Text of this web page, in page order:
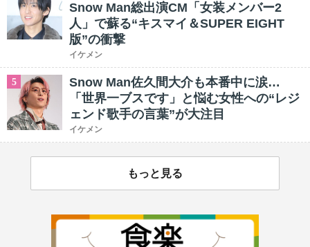
Snow Man総出演CM「女装メンバー2
人」で蘇る“キスマイ＆SUPER EIGHT
版”の衝撃
イケメン
5
Snow Man佐久間大介も本番中に涙…
「世界一ブスです」と悩む女性への“レジ
ェンド歌手の言葉”が大注目
イケメン
もっと見る